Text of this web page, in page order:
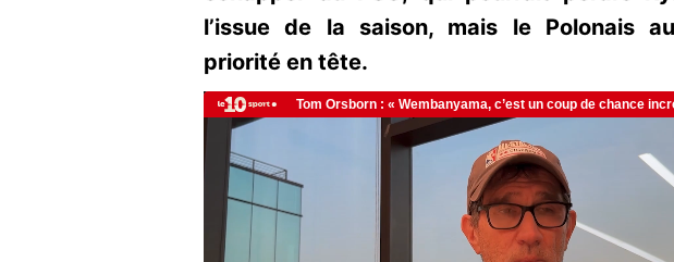
l’issue de la saison, mais le Polonais
priorité en tête.